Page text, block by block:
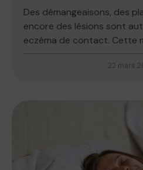
Des démangeaisons, des
encore des lésions sont
eczéma de contact. Cette
22 mars